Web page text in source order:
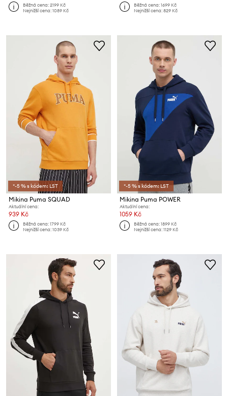
Běžná cena:2199 Kč
Nejnižší cena:1089 Kč
Běžná cena:1699 Kč
Nejnižší cena:829 Kč
*-5 % s kódem: LST
Mikina Puma SQUAD
Aktuální cena:
939 Kč
Běžná cena:1799 Kč
Nejnižší cena:1039 Kč
*-5 % s kódem: LST
Mikina Puma POWER
Aktuální cena:
1059 Kč
Běžná cena:1899 Kč
Nejnižší cena:1129 Kč